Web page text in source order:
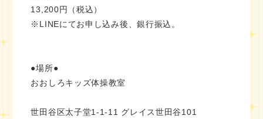
13,200円（税込）
※LINEにてお申し込み後、銀行振込。
●場所●
おおしろキッズ体操教室
世田谷区太子堂1-1-11 グレイス世田谷101